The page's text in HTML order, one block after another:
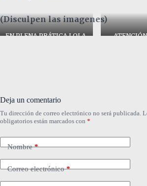
(Disculpen las imagenes)
EN PLENA PRÁTICA LOLA,
Deja un comentario
Tu dirección de correo electrónico no será publicada.
obligatorios están marcados con *
Nombre*
Correo electrónico*